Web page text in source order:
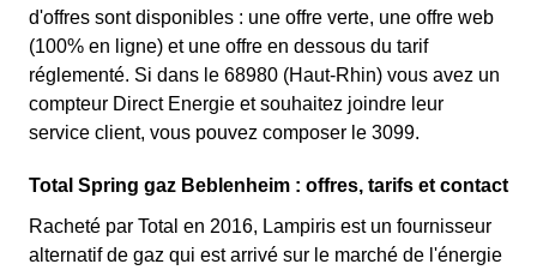
d'offres sont disponibles : une offre verte, une offre web
(100% en ligne) et une offre en dessous du tarif
réglementé. Si dans le 68980 (Haut-Rhin) vous avez un
compteur Direct Energie et souhaitez joindre leur
service client, vous pouvez composer le 3099.
Total Spring gaz Beblenheim : offres, tarifs et contact
Racheté par Total en 2016, Lampiris est un fournisseur
alternatif de gaz qui est arrivé sur le marché de l'énergie